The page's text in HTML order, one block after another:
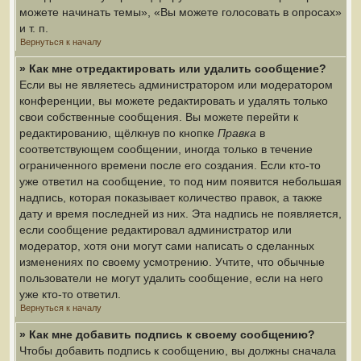
можете начинать темы», «Вы можете голосовать в опросах»
и т. п.
Вернуться к началу
» Как мне отредактировать или удалить сообщение?
Если вы не являетесь администратором или модератором
конференции, вы можете редактировать и удалять только
свои собственные сообщения. Вы можете перейти к
редактированию, щёлкнув по кнопке Правка в
соответствующем сообщении, иногда только в течение
ограниченного времени после его создания. Если кто-то
уже ответил на сообщение, то под ним появится небольшая
надпись, которая показывает количество правок, а также
дату и время последней из них. Эта надпись не появляется,
если сообщение редактировал администратор или
модератор, хотя они могут сами написать о сделанных
изменениях по своему усмотрению. Учтите, что обычные
пользователи не могут удалить сообщение, если на него
уже кто-то ответил.
Вернуться к началу
» Как мне добавить подпись к своему сообщению?
Чтобы добавить подпись к сообщению, вы должны сначала